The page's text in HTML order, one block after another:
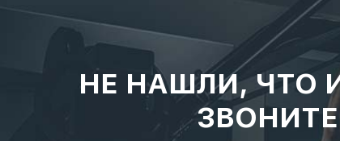
НЕ НАШЛИ, ЧТО